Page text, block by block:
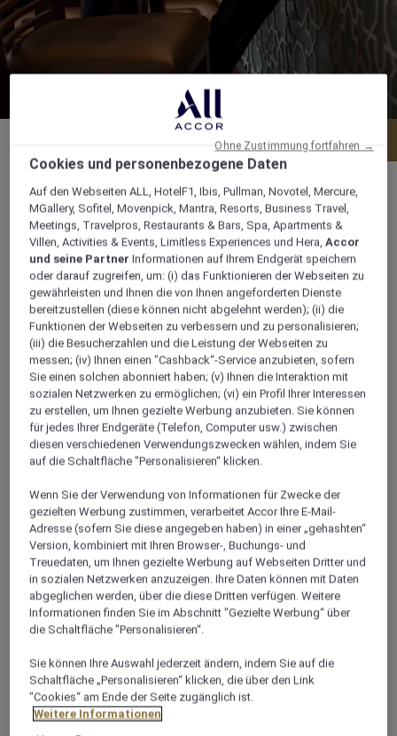
Tisch reservieren
Km 49 Hurghada Safaga Hw, Soma Bay,
Rotes Meer, 847115, soma-bay, Ägypten
+2 065 32608-50
Über dieses Restaurant
Eine gehobene Lounge-Bar mit entspannter
Atmosphäre. Die Bar ist von der Lobby und vom
Terrassenbereich aus zugänglich. Die Soma Bar bietet
einen wunderschönen Blick über die stufenförmig
angeordneten Pools und die Lagune im Zentrum des
Hotels. Das Angebot umfasst verschiedene Snacks
und eine Auswahl an Salaten, Sandwiches sowie
Desserts, darunter auch unsere erstklassige
Mövenpick Eiscreme. Zudem wartet auf Sie eine
umfangreiche Auswahl an alkoholfreien und
alkoholischen Getränken inklusive Cocktails.
Verpassen Sie auf keinen Fall unsere täglich ab 18.00
Uhr eröffnete und unverwechselbare Mövenpick
Cookies und personenbezogene Daten
Auf den Webseiten ALL, HotelF1, Ibis, Pullman, Novotel, Mercure,
MGallery, Sofitel, Movenpick, Mantra, Resorts, Business Travel,
Meetings, Travelpros, Restaurants & Bars, Spa, Apartments &
Villen, Activities & Events, Limitless Experiences und Hera,Accor
und seine Partner Informationen auf Ihrem Endgerät speichern
oder darauf zugreifen, um: (i) das Funktionieren der Webseiten zu
gewährleisten und Ihnen die von Ihnen angeforderten Dienste
bereitzustellen (diese können nicht abgelehnt werden); (ii) die
Funktionen der Webseiten zu verbessern und zu personalisieren;
(iii) die Besucherzahlen und die Leistung der Webseiten zu
messen; (iv) Ihnen einen "Cashback“-Service anzubieten, sofern
Sie einen solchen abonniert haben; (v) Ihnen die Interaktion mit
sozialen Netzwerken zu ermöglichen; (vi) ein Profil Ihrer Interessen
zu erstellen, um Ihnen gezielte Werbung anzubieten. Sie können
für jedes Ihrer Endgeräte (Telefon, Computer usw.) zwischen
diesen verschiedenen Verwendungszwecken wählen, indem Sie
auf die Schaltfläche "Personalisieren“ klicken.
Wenn Sie der Verwendung von Informationen für Zwecke der
gezielten Werbung zustimmen, verarbeitet Accor Ihre E-Mail-
Adresse (sofern Sie diese angegeben haben) in einer „gehashten“
Version, kombiniert mit Ihren Browser-, Buchungs- und
Treuedaten, um Ihnen gezielte Werbung auf Webseiten Dritter und
in sozialen Netzwerken anzuzeigen. Ihre Daten können mit Daten
abgeglichen werden, über die diese Dritten verfügen. Weitere
Informationen finden Sie im Abschnitt "Gezielte Werbung“ über
die Schaltfläche "Personalisieren“.
Sie können Ihre Auswahl jederzeit ändern, indem Sie auf die
Schaltfläche „Personalisieren“ klicken, die über den Link
"Cookies“ am Ende der Seite zugänglich ist.
Weitere Informationen
Ohne Zustimmung fortfahren →